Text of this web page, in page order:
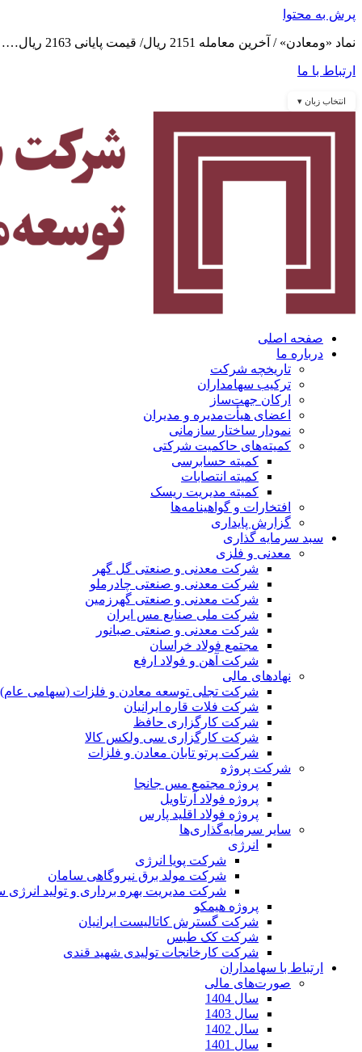
پرش به محتوا
نماد «ومعادن» / آخرین معامله 2151 ریال/ قیمت پایانی 2163 ریال……
ارتباط با ما
انتخاب زبان ▾
صفحه اصلی
درباره ما
تاریخچه شرکت
ترکیب سهامداران
ارکان جهت‌ساز
اعضای هیأت‌مدیره و مدیران
نمودار ساختار سازمانی
کمیته‌های حاکمیت شرکتی
کمیته حسابرسی
کمیته انتصابات
کمیته مدیریت ریسک
افتخارات و گواهینامه‌ها
گزارش پایداری
سبد سرمایه گذاری
معدنی و فلزی
شرکت معدنی و صنعتی گل گهر
شرکت معدنی و صنعتی چادرملو
شرکت معدنی و صنعتی گهرزمین
شرکت ملی صنایع مس ایران
شرکت معدنی و صنعتی صبانور
مجتمع فولاد خراسان
شرکت آهن و فولاد ارفع
نهادهای مالی
شرکت تجلی توسعه معادن و فلزات (سهامی عام)
شرکت فلات قاره ایرانیان
شرکت کارگزاری حافظ
شرکت کارگزاری سی ولکس کالا
شرکت پرتو تابان معادن و فلزات
شرکت پروژه
پروژه مجتمع مس جانجا
پروژه فولاد آرتاویل
پروژه فولاد اقلید پارس
سایر سرمایه‌گذاری‌ها
انرژی
شرکت پویا انرژی
شرکت مولد برق نیروگاهی سامان
شرکت مدیریت بهره برداری و تولید انرژی
پروژه هیمکو
شرکت گسترش کاتالیست ایرانیان
شرکت کک طبس
شرکت کارخانجات تولیدی شهید قندی
ارتباط با سهامداران
صورت‌های مالی
سال 1404
سال 1403
سال 1402
سال 1401